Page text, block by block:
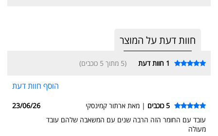
חוות דעת על המוצר
1 חוות דעת (5 מתוך 5 כוכבים)
הוסף חוות דעת
5 כוכבים | מאת ארתור קמינסקי
23/06/26
עובד עם החומר הזה הרבה שנים עם המשאבה שלהם עובד
מעולה